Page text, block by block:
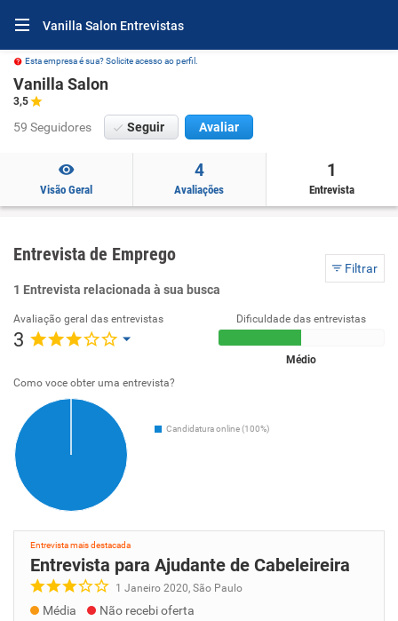
Vanilla Salon Entrevistas
Esta empresa é sua? Solicite acesso ao perfil.
Vanilla Salon
3,5
59 Seguidores Seguir Avaliar
Visão Geral
4
Avaliações
1
Entrevista
Entrevista de Emprego
Filtrar
1 Entrevista relacionada à sua busca
Avaliação geral das entrevistas
3
Dificuldade das entrevistas
Médio
Como voce obter uma entrevista?
Candidatura online (100%)
Entrevista mais destacada
Entrevista para Ajudante de Cabeleireira
1 Janeiro 2020, São Paulo
Média Não recebi oferta